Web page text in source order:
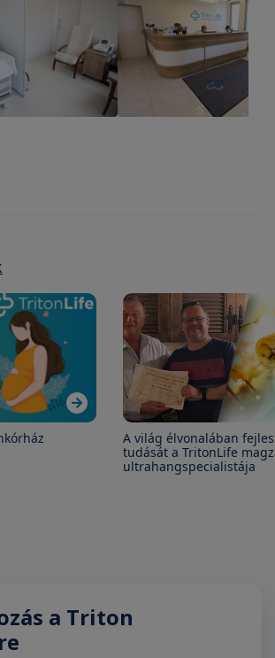
A világ élvonalában
tudását a TritonLife
ultrahangspecialistája
a Triton